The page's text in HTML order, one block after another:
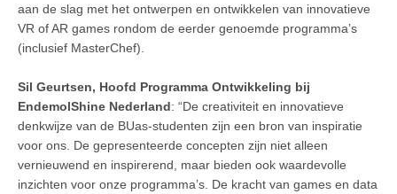
aan de slag met het ontwerpen en ontwikkelen van innovatieve
VR of AR games rondom de eerder genoemde programma’s
(inclusief MasterChef).
Sil Geurtsen, Hoofd Programma Ontwikkeling bij
EndemolShine Nederland: “De creativiteit en innovatieve
denkwijze van de BUas-studenten zijn een bron van inspiratie
voor ons. De gepresenteerde concepten zijn niet alleen
vernieuwend en inspirerend, maar bieden ook waardevolle
inzichten voor onze programma’s. De kracht van games en data